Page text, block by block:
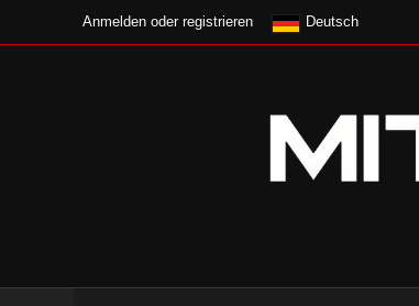
Anmelden oder registrieren Deutsch